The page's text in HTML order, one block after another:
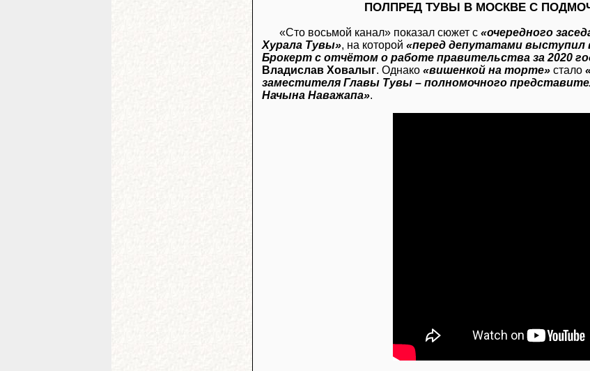
ПОЛПРЕД ТУВЫ В МОСКВЕ С
«Сто восьмой канал» показал сюжет с «очередного
Хурала Тувы», на которой «перед депутатами выступил
Брокерт с отчётом о работе правительства за 2020
Владислав Ховалыг. Однако «вишенкой на торте» стало
заместителя Главы Тувы – полномочного
Начына Наважапа».